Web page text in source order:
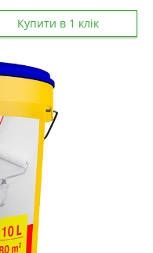
Купити в 1 клік